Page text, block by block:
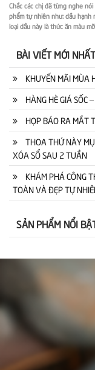
Chắc các chị đã từng nghe
phẩm tự nhiên như: dầu hạnh
loại dầu này là thức ăn màu
BÀI VIẾT MỚI NHẤT
KHUYẾN MÃI MÙA
HÀNG HÈ GIÁ SỐC
HỌP BÁO RA MẮT
THOA THỨ NÀY
XÓA SỔ SAU 2 TUẦN
KHÁM PHÁ CÔNG
TOÀN VÀ ĐẸP TỰ
SẢN PHẨM NỔI